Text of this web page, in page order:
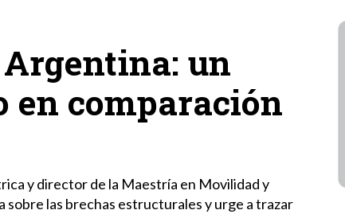
un
en comparación
y director de la Maestría en Movilidad y
las brechas estructurales y urge a trazar